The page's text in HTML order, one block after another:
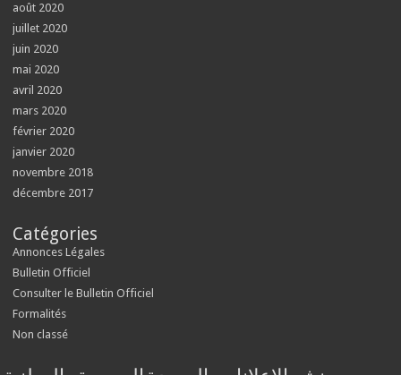
août 2020
juillet 2020
juin 2020
mai 2020
avril 2020
mars 2020
février 2020
janvier 2020
novembre 2018
décembre 2017
Catégories
Annonces Légales
Bulletin Officiel
Consulter le Bulletin Officiel
Formalités
Non classé